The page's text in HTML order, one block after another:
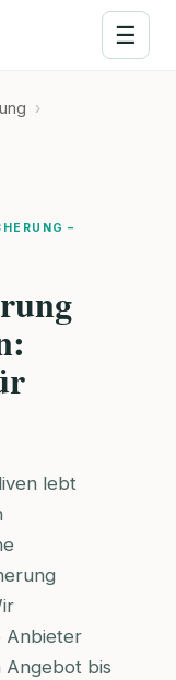
☰
–
lebt
Anbieter
Angebot bis